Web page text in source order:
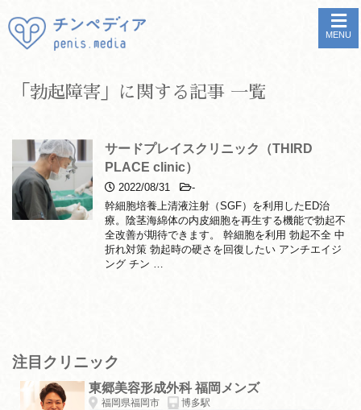
MENU
「勃起障害」に関する記事 一覧
サードプレイスクリニック（THIRD
PLACE clinic）
2022/08/31
-
幹細胞培養上清液注射（SGF）を利用したED治
療。陰茎海綿体の内皮細胞を再生する機能で勃起不
全改善が期待できます。 幹細胞を利用 勃起不全 中
折れ対策 勃起時の硬さを回復したい アンチエイジ
ング チン …
注目クリニック
東郷美容形成外科 福岡メンズ
福岡県福岡市 博多駅